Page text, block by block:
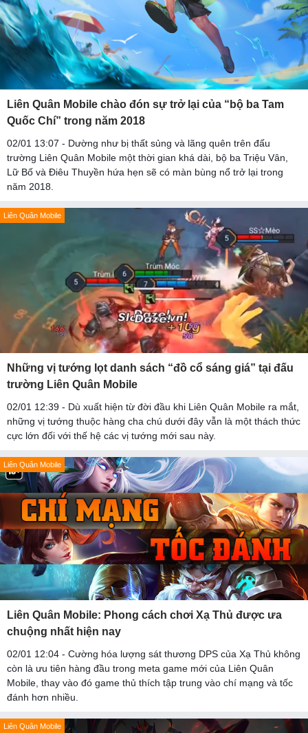
Liên Quân Mobile chào đón sự trở lại của “bộ ba Tam
Quốc Chí” trong năm 2018
02/01 13:07 - Dường như bị thất sủng và lãng quên trên đấu
trường Liên Quân Mobile một thời gian khá dài, bộ ba Triệu Vân,
Lữ Bố và Điêu Thuyền hứa hẹn sẽ có màn bùng nổ trở lại trong
năm 2018.
Liên Quân Mobile
Những vị tướng lọt danh sách “đồ cổ sáng giá” tại đấu
trường Liên Quân Mobile
02/01 12:39 - Dù xuất hiện từ đời đầu khi Liên Quân Mobile ra mắt,
những vị tướng thuộc hàng cha chú dưới đây vẫn là một thách thức
cực lớn đối với thế hệ các vị tướng mới sau này.
Liên Quân Mobile
Liên Quân Mobile: Phong cách chơi Xạ Thủ được ưa
chuộng nhất hiện nay
02/01 12:04 - Cường hóa lượng sát thương DPS của Xạ Thủ không
còn là ưu tiên hàng đầu trong meta game mới của Liên Quân
Mobile, thay vào đó game thủ thích tập trung vào chí mạng và tốc
đánh hơn nhiều.
Liên Quân Mobile